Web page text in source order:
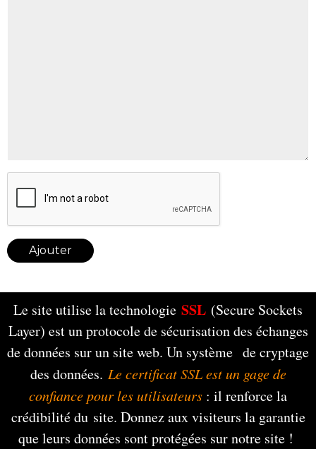
Ajouter
Le site utilise la technologie SSL (Secure Sockets
Layer) est un protocole de sécurisation des échanges
de données sur un site web. Un système de cryptage
des données. Le certificat SSL est un gage de
confiance pour les utilisateurs : il renforce la
crédibilité du site. Donnez aux visiteurs la garantie
que leurs données sont protégées sur notre site !